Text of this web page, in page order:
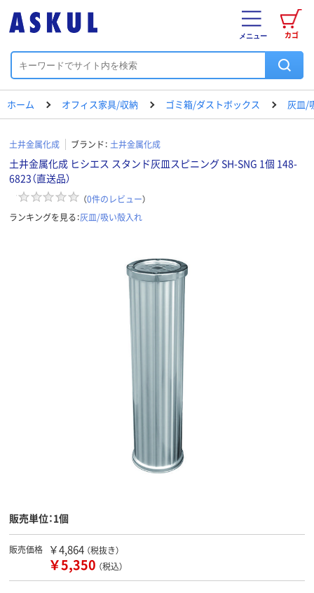
カゴ
メニュー
ホーム オフィス家具/収納 ゴミ箱/ダストボックス 灰皿/
土井金属化成 ブランド： 土井金属化成
土井金属化成 ヒシエス スタンド灰皿スピニング SH-SNG 1個 148-
6823（直送品）
（0件のレビュー）
ランキングを見る：灰皿/吸い殻入れ
販売単位：1個
販売価格 ￥4,864 （税抜き）
￥5,350 （税込）